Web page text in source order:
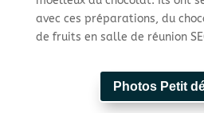
avec ces préparations, du
de fruits en salle de réunion
Photos Petit